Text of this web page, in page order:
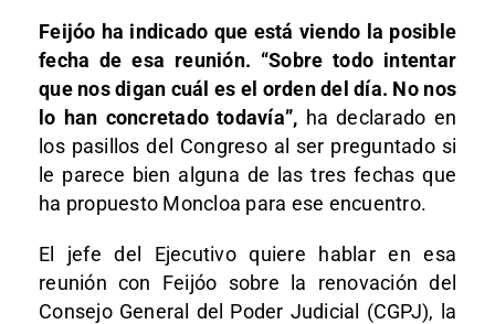
Feijóo ha indicado que está viendo la posible
fecha de esa reunión. “Sobre todo intentar
que nos digan cuál es el orden del día. No nos
lo han concretado todavía”, ha declarado en
los pasillos del Congreso al ser preguntado si
le parece bien alguna de las tres fechas que
ha propuesto Moncloa para ese encuentro.
El jefe del Ejecutivo quiere hablar en esa
reunión con Feijóo sobre la renovación del
Consejo General del Poder Judicial (CGPJ), la